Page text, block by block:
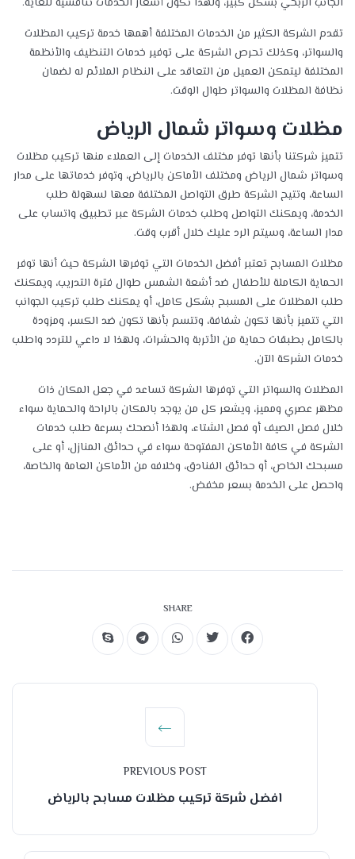
تقدم الشركة الكثير من الخدمات المختلفة أهمها خدمة تركيب المظلات
والسواتر، وكذلك تحرص الشركة على توفير خدمات التنظيف والأنظمة
المختلفة ليتمكن العميل من التعاقد على النظام الملائم له لضمان
نظافة المظلات والسواتر طوال الوقت.
مظلات وسواتر شمال الرياض
تتميز شركتنا بأنها توفر مختلف الخدمات إلى العملاء منها تركيب مظلات
وسواتر شمال الرياض ومختلف الأماكن بالرياض، وتوفر خدماتها على مدار
الساعة، وتتيح الشركة طرق التواصل المختلفة معها لسهولة طلب
الخدمة، ويمكنك التواصل وطلب خدمات الشركة عبر تطبيق واتساب على
مدار الساعة، وسيتم الرد عليك خلال أقرب وقت.
مظلات المسابح تعتبر أفضل الخدمات التي توفرها الشركة حيث أنها توفر
الحماية الكاملة للأطفال ضد أشعة الشمس طوال فترة التدريب، ويمكنك
طلب المظلات على المسبح بشكل كامل، أو يمكنك طلب تركيب الجوانب
التي تتميز بأنها تكون شفافة، وتتسم بأنها تكون ضد الكسر، ومزودة
بالكامل بطبقات حماية من الأتربة والحشرات، ولهذا لا داعي للتردد واطلب
خدمات الشركة الآن.
المظلات والسواتر التي توفرها الشركة تساعد في جعل المكان ذات
مظهر عصري ومميز، ويشعر كل من يوجد بالمكان بالراحة والحماية سواء
خلال فصل الصيف أو فصل الشتاء، ولهذا أنصحك بسرعة طلب خدمات
الشركة في كافة الأماكن المفتوحة سواء في حدائق المنازل، أو على
مسبحك الخاص، أو حدائق الفنادق، وخلافه من الأماكن العامة والخاصة،
واحصل على الخدمة بسعر مخفض.
SHARE
PREVIOUS POST
افضل شركة تركيب مظلات مسابح بالرياض